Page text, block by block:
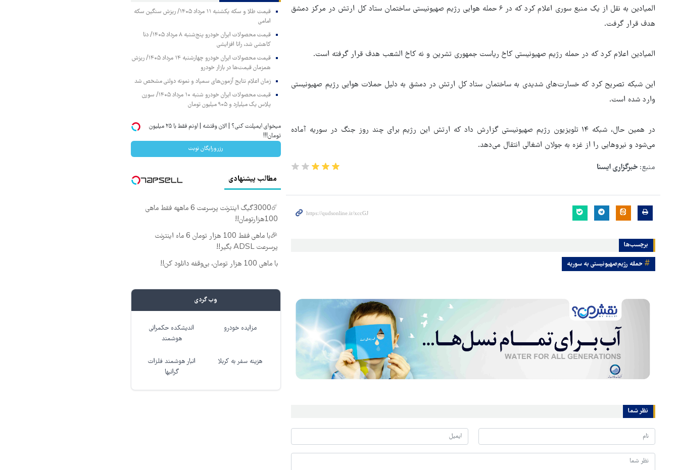
المیادین به نقل از یک منبع سوری اعلام کرد که در ۶ حمله هوایی رژیم صهیونیستی ساختمان ستاد کل ارتش در مرکز دمشق
هدف قرار گرفت.
المیادین اعلام کرد که در حمله رژیم صهیونیستی کاخ ریاست جمهوری تشرین و نه کاخ الشعب هدف قرار گرفته است.
این شبکه تصریح کرد که خسارت‌های شدیدی به ساختمان ستاد کل ارتش در دمشق به دلیل حملات هوایی رژیم صهیونیستی
وارد شده است.
در همین حال، شبکه ۱۴ تلویزیون رژیم صهیونیستی ‌گزارش داد که ارتش این رژیم برای چند روز جنگ در سوریه آماده
می‌شود و نیروهایی را از غزه به جولان اشغالی انتقال می‌دهد.
منبع: خبرگزاری ایسنا
برچسب‌ها
حمله رژیم‌صهیونیستی به سوریه
نظر شما
قیمت طلا و سکه یکشنبه ۱۱ مرداد ۱۴۰۵/ ریزش سنگین سکه
امامی
قیمت محصولات ایران خودرو پنج‌شنبه ۸ مرداد ۱۴۰۵/ دنا
کاهشی شد، رانا افزایشی
قیمت محصولات ایران خودرو چهارشنبه ۱۴ مرداد ۱۴۰۵/ ریزش
همزمان قیمت‌ها در بازار خودرو
زمان اعلام نتایج آزمون‌های سمپاد و نمونه دولتی مشخص شد
قیمت محصولات ایران خودرو شنبه ۱۰ مرداد ۱۴۰۵/ سورن
پلاس یک میلیارد و ۹۰۵ میلیون تومان
میخوای ایمپلنت کنی؟ | الان وقتشه | اونم فقط با ۲۵ میلیون
تومان!!!
رزرورایگان نوبت
مطالب پیشنهادی
☄️3000گیگ اینترنت پرسرعت 6 ماههه فقط ماهی
100هزارتومان!!
🎉با ماهی فقط 100 هزار تومان 6 ماه اینترنت
پرسرعت ADSL بگیر!!
با ماهی 100 هزار تومان، بی‌وقفه دانلود کن!!
وب گردی
مزایده خودرو
اندیشکده حکمرانی
هوشمند
هزینه سفر به کربلا
انبار هوشمند فلزات
گرانبها